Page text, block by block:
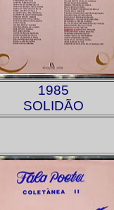
1985
SOLIDÃO